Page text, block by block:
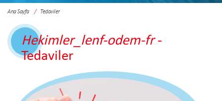
Ana Sayfa Tedaviler
Hekimler_lenf-odem-fr-
Tedaviler